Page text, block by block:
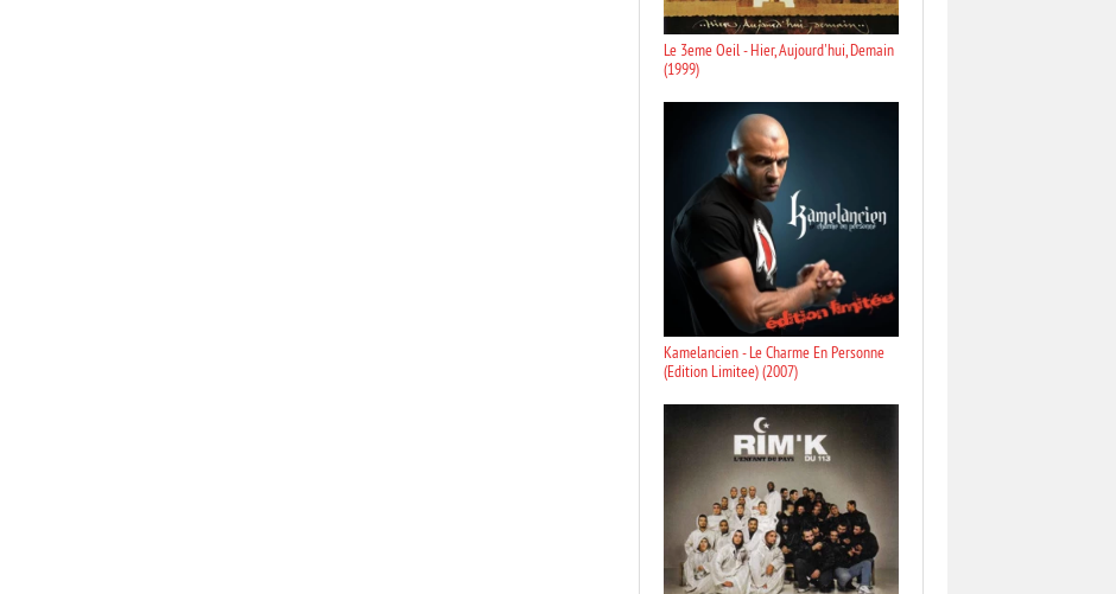
Le 3eme Oeil - Hier, Aujourd'hui, Demain
(1999)
Kamelancien - Le Charme En Personne
(Edition Limitee) (2007)